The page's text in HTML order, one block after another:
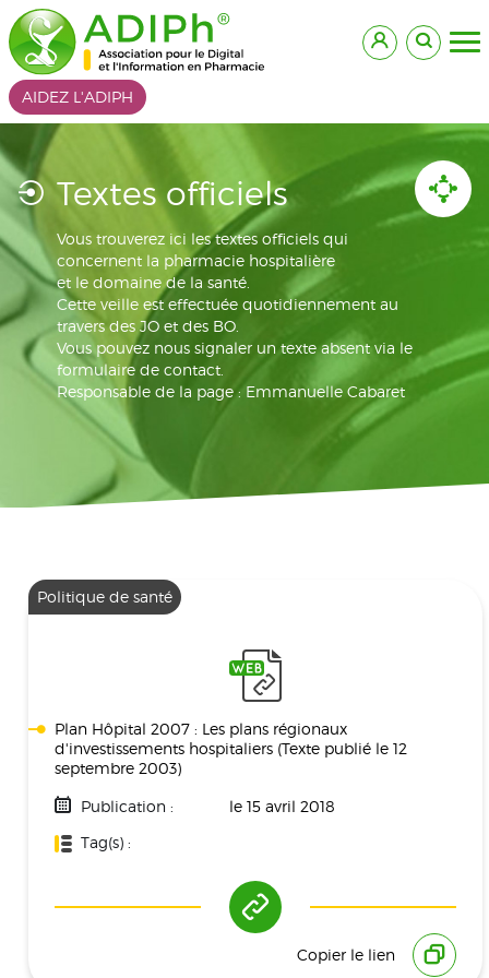
AIDEZ L'ADIPH
Textes officiels
Vous trouverez ici les textes officiels qui
concernent la pharmacie hospitalière
et le domaine de la santé.
Cette veille est effectuée quotidiennement au
travers des JO et des BO.
Vous pouvez nous signaler un texte absent via le
formulaire de contact.
Responsable de la page : Emmanuelle Cabaret
Politique de santé
Plan Hôpital 2007 : Les plans régionaux
d'investissements hospitaliers (Texte publié le 12
septembre 2003)
Publication :
le 15 avril 2018
Tag(s) :
Copier le lien